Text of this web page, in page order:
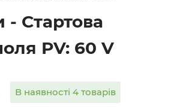
- Стартова
PV: 60 V
В наявності 4 товарів